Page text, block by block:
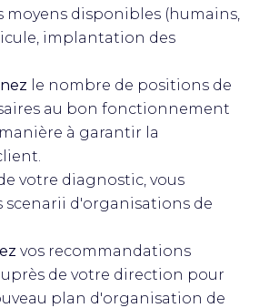
moyens disponibles (humains,
implantation des
le nombre de positions de
au bon fonctionnement
à garantir la
votre diagnostic, vous
scenarii d'organisations de
vos recommandations
de votre direction pour
plan d'organisation de